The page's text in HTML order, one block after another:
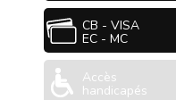
CB - VISA
EC - MC
Accès
handicapés